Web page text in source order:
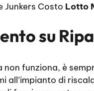
Junkers Costo Lotto
su
funziona, è
all’impianto di